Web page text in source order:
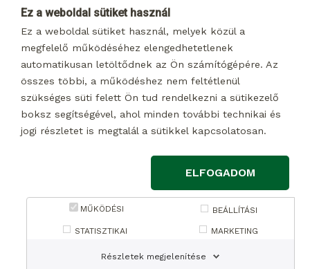
Ez a weboldal sütiket használ
Ez a weboldal sütiket használ, melyek közül a
megfelelő működéséhez elengedhetetlenek
automatikusan letöltődnek az Ön számítógépére. Az
összes többi, a működéshez nem feltétlenül
szükséges süti felett Ön tud rendelkezni a sütikezelő
boksz segítségével, ahol minden további technikai és
jogi részletet is megtalál a sütikkel kapcsolatosan.
ELFOGADOM
MŰKÖDÉSI BEÁLLÍTÁSI
STATISZTIKAI MARKETING
Részletek megjelenítése
Katalógusok
Kapcsolat
Dokumentumtár
© 2026 Minden jog fenntartva
Impresszum
Adatkezelési tájékoztató marketing célú adatkezelésről
Adatkezelési tájékoztató weboldalon keresztül, a
adatkezelés kapcsán